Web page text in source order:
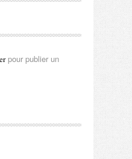
pour publier un